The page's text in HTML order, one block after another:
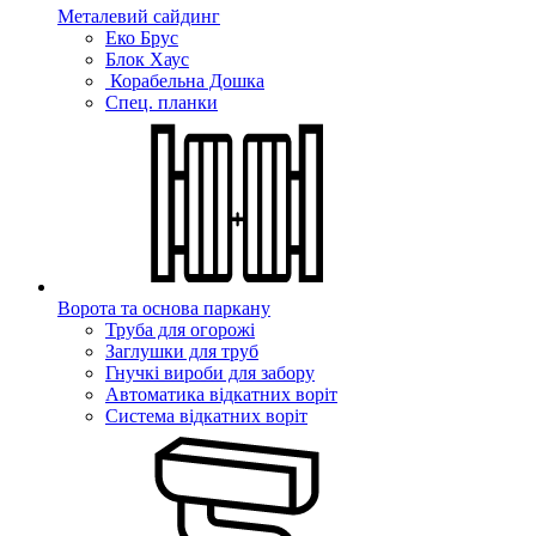
Металевий сайдинг
Еко Брус
Блок Хаус
Корабельна Дошка
Спец. планки
Ворота та основа паркану
Труба для огорожі
Заглушки для труб
Гнучкі вироби для забору
Автоматика відкатних воріт
Система відкатних воріт